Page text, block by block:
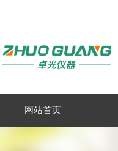
网站首页